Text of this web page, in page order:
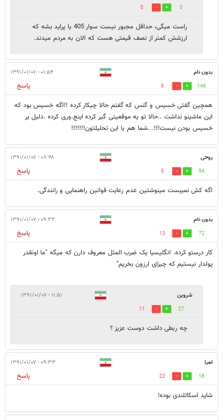
0
0
راست میگی، حداقل مجبور نیست سوار 405 یا پراید بشه که
ارزشش کمتر از نصف قیمتی هست که الان به مردم میدند.
بدون نام ۰۱:۵۴ - ۱۳۹۱/۰۱/۰۷
146
9
پاسخ
همچین گفتی خسیس و گنس که گفتم حالا چیکار کرده !!اگه خسیس بود که
این ماشینو نداشت ..حالا تو یه موقعیتی گیر کرده اینج.وری کرده .دلیل بر
خسیس بودن نیست!!!...شما هم با این تحلیلتون!!!!!!!
روحی ۰۸:۴۸ - ۱۳۹۱/۰۱/۰۷
94
5
پاسخ
اگه کش نمیبست مینوشتین عدم رعایت قوانین راهنمایی و رانندگی.
بدون نام ۰۹:۳۲ - ۱۳۹۱/۰۱/۰۷
72
13
پاسخ
کار درستو کرده. انگلیسیا یک ضرب المثل معروف دارن که میگه "ما اونقدر
پولدار نیستیم که چیزای ارزون بخریم"
شروین ۱۱:۵۱ - ۱۳۹۱/۰۱/۰۷
27
11
چه ربطی داشت دوست عزیز ؟
لعیا ۰۹:۳۳ - ۱۳۹۱/۰۱/۰۷
18
22
پاسخ
شاید اسکاتلندی بوده!